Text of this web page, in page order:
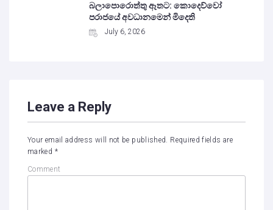
බලාපොරොත්තු ඈතට: කොදෙව්වෝ
පරාජයේ අවධානමෙන් මිදෙති
July 6, 2026
Leave a Reply
Your email address will not be published. Required fields are
marked *
Comment